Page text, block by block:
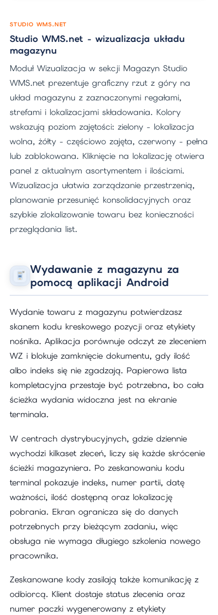
STUDIO WMS.NET
Studio WMS.net - wizualizacja układu
magazynu
Moduł Wizualizacja w sekcji Magazyn Studio
WMS.net prezentuje graficzny rzut z góry na
układ magazynu z zaznaczonymi regałami,
strefami i lokalizacjami składowania. Kolory
wskazują poziom zajętości: zielony - lokalizacja
wolna, żółty - częściowo zajęta, czerwony - pełna
lub zablokowana. Kliknięcie na lokalizację otwiera
panel z aktualnym asortymentem i ilościami.
Wizualizacja ułatwia zarządzanie przestrzenią,
planowanie przesunięć konsolidacyjnych oraz
szybkie zlokalizowanie towaru bez konieczności
przeglądania list.
Wydawanie z magazynu za
pomocą aplikacji Android
Wydanie towaru z magazynu potwierdzasz
skanem kodu kreskowego pozycji oraz etykiety
nośnika. Aplikacja porównuje odczyt ze zleceniem
WZ i blokuje zamknięcie dokumentu, gdy ilość
albo indeks się nie zgadzają. Papierowa lista
kompletacyjna przestaje być potrzebna, bo cała
ścieżka wydania widoczna jest na ekranie
terminala.
W centrach dystrybucyjnych, gdzie dziennie
wychodzi kilkaset zleceń, liczy się każde skrócenie
ścieżki magazyniera. Po zeskanowaniu kodu
terminal pokazuje indeks, numer partii, datę
ważności, ilość dostępną oraz lokalizację
pobrania. Ekran ogranicza się do danych
potrzebnych przy bieżącym zadaniu, więc
obsługa nie wymaga długiego szkolenia nowego
pracownika.
Zeskanowane kody zasilają także komunikację z
odbiorcą. Klient dostaje status zlecenia oraz
numer paczki wygenerowany z etykiety